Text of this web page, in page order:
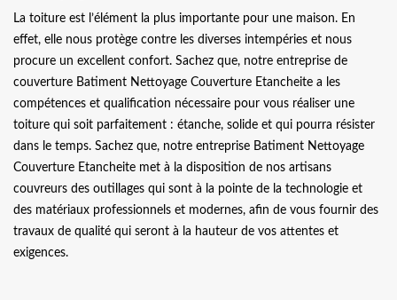
La toiture est l’élément la plus importante pour une maison. En
effet, elle nous protège contre les diverses intempéries et nous
procure un excellent confort. Sachez que, notre entreprise de
couverture Batiment Nettoyage Couverture Etancheite a les
compétences et qualification nécessaire pour vous réaliser une
toiture qui soit parfaitement : étanche, solide et qui pourra résister
dans le temps. Sachez que, notre entreprise Batiment Nettoyage
Couverture Etancheite met à la disposition de nos artisans
couvreurs des outillages qui sont à la pointe de la technologie et
des matériaux professionnels et modernes, afin de vous fournir des
travaux de qualité qui seront à la hauteur de vos attentes et
exigences.